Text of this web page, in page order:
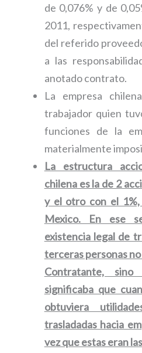
de 0,076% y de
2011,
del referido
a las
anotado contrato.
La empresa
trabajador quien
funciones de la
materialmente
La estructura
chilena es la de 2
y el otro con el 1%,
Mexico. En ese
existencia legal de
terceras personas
Contratante,
significaba que
obtuviera
trasladadas hacia
vez que estas eran